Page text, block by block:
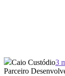
Caio Custódio3
Parceiro